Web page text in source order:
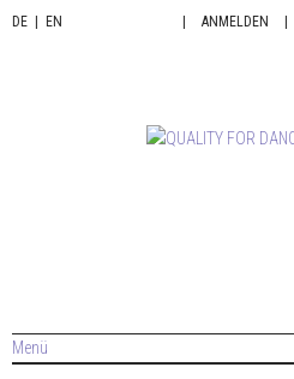
DE EN ANMELDEN
Menü